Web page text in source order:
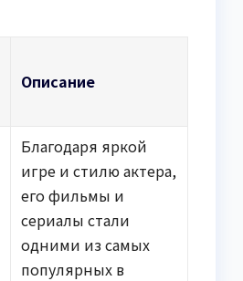
Описание
Благодаря яркой
игре и стилю актера,
его фильмы и
сериалы стали
одними из самых
популярных в